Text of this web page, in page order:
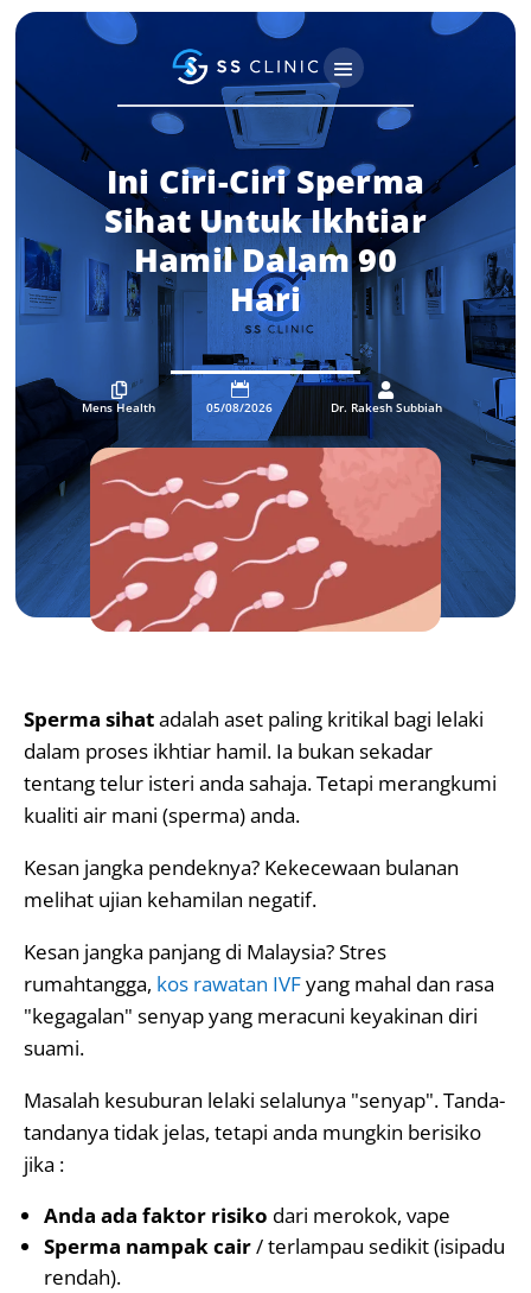
Ini Ciri-Ciri Sperma
Sihat Untuk Ikhtiar
Hamil Dalam 90
Hari

Mens Health

05/08/2026

Dr. Rakesh Subbiah
Sperma sihatadalah aset paling kritikal bagi lelaki
dalam proses ikhtiar hamil. Ia bukan sekadar
tentang telur isteri anda sahaja. Tetapi merangkumi
kualiti air mani (sperma) anda.
Kesan jangka pendeknya? Kekecewaan bulanan
melihat ujian kehamilan negatif.
Kesan jangka panjang di Malaysia? Stres
rumahtangga, kos rawatan IVFyang mahal dan rasa
"kegagalan" senyap yang meracuni keyakinan diri
suami.
Masalah kesuburan lelaki selalunya "senyap". Tanda-
tandanya tidak jelas, tetapi anda mungkin berisiko
jika :
Anda ada faktor risiko dari merokok, vape
Sperma nampak cair/ terlampau sedikit (isipadu
rendah).